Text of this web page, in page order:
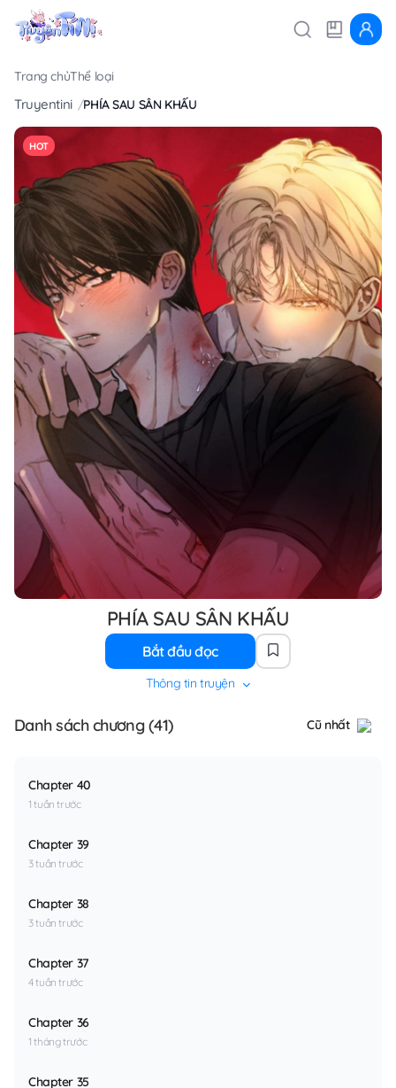
Trang chủThể loại
Truyentini PHÍA SAU SÂN KHẤU
HOT
PHÍA SAU SÂN KHẤU
Bắt đầu đọc
Thông tin truyện
Danh sách chương (41) Cũ nhất
Chapter 40
1 tuần trước
Chapter 39
3 tuần trước
Chapter 38
3 tuần trước
Chapter 37
4 tuần trước
Chapter 36
1 tháng trước
Chapter 35